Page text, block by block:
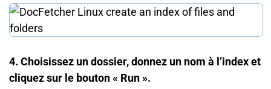
4. Choisissez un dossier, donnez un nom à l’index et
cliquez sur le bouton « Run ».